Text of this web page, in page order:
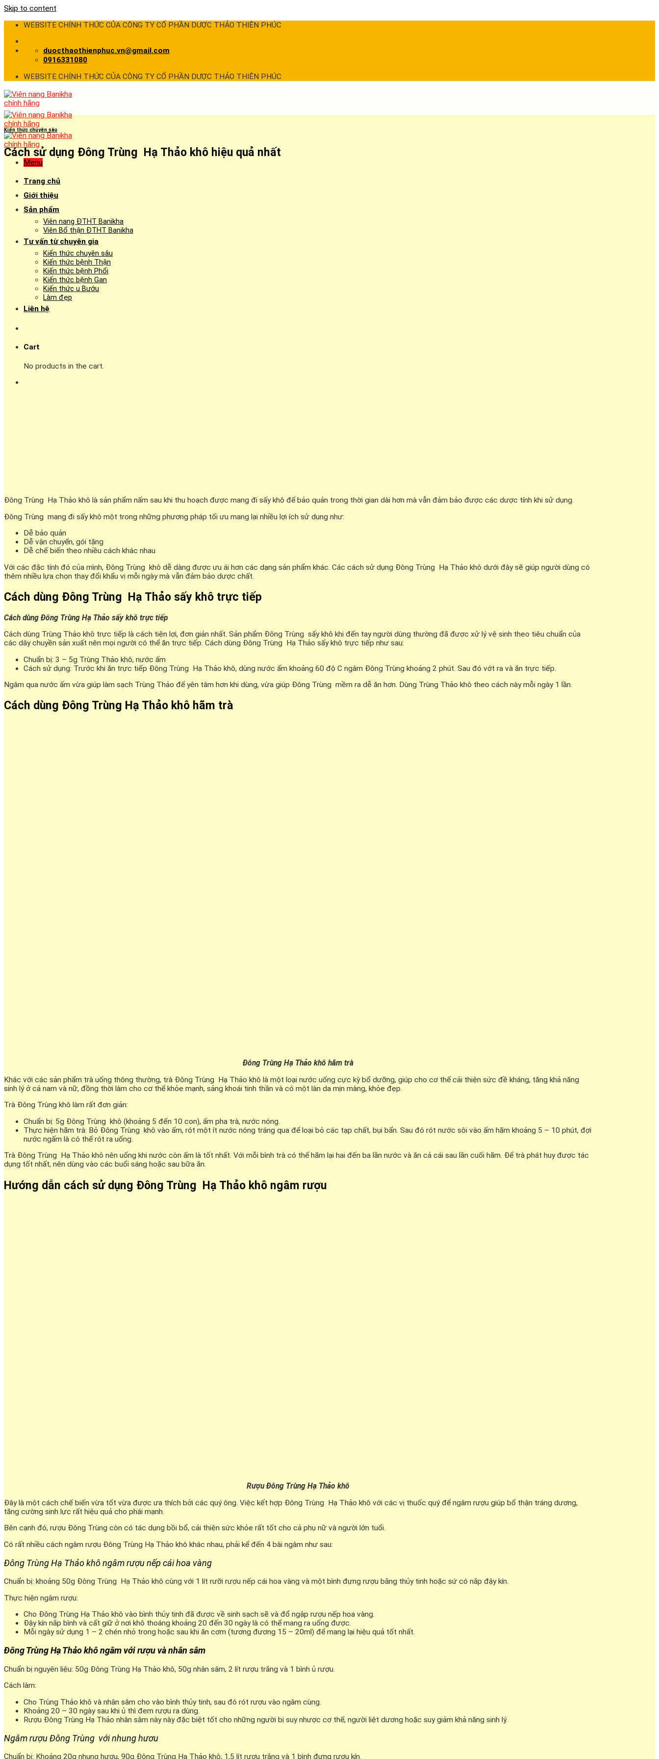
Skip to content
WEBSITE CHÍNH THỨC CỦA CÔNG TY CỔ PHẦN DƯỢC THẢO THIÊN PHÚC
duocthaothienphuc.vn@gmail.com
0916331080
WEBSITE CHÍNH THỨC CỦA CÔNG TY CỔ PHẦN DƯỢC THẢO THIÊN PHÚC
Menu
Trang chủ
Giới thiệu
Sản phẩm
Viên nang ĐTHT Banikha
Viên Bổ thận ĐTHT Banikha
Tư vấn từ chuyên gia
Kiến thức chuyên sâu
Kiến thức bệnh Thận
Kiến thức bệnh Phổi
Kiến thức bệnh Gan
Kiến thức u Bướu
Làm đẹp
Liên hệ
Cart
No products in the cart.
Kiến thức chuyên sâu
Cách sử dụng Đông Trùng Hạ Thảo khô hiệu quả nhất
Đông Trùng Hạ Thảo khô là sản phẩm nấm sau khi thu hoạch được mang đi sấy khô để bảo quản trong thời gian dài hơn mà vẫn đảm bảo được các dược tính khi sử dụng.
Đông Trùng mang đi sấy khô một trong những phương pháp tối ưu mang lại nhiều lợi ích sử dụng như:
Dễ bảo quản
Dễ vận chuyển, gói tặng
Dễ chế biến theo nhiều cách khác nhau
Với các đặc tính đó của mình, Đông Trùng khô dễ dàng được ưu ái hơn các dạng sản phẩm khác. Các cách sử dụng Đông Trùng Hạ Thảo khô dưới đây sẽ giúp người dùng có
thêm nhiều lựa chọn thay đổi khẩu vị mỗi ngày mà vẫn đảm bảo dược chất.
Cách dùng Đông Trùng Hạ Thảo sấy khô trực tiếp
Cách dùng Đông Trùng Hạ Thảo sấy khô trực tiếp
Cách dùng Trùng Thảo khô trực tiếp là cách tiện lợi, đơn giản nhất. Sản phẩm Đông Trùng sấy khô khi đến tay người dùng thường đã được xử lý vệ sinh theo tiêu chuẩn của
các dây chuyền sản xuất nên mọi người có thể ăn trực tiếp. Cách dùng Đông Trùng Hạ Thảo sấy khô trực tiếp như sau:
Chuẩn bị: 3 – 5g Trùng Thảo khô, nước ấm
Cách sử dụng: Trước khi ăn trực tiếp Đông Trùng Hạ Thảo khô, dùng nước ấm khoảng 60 độ C ngâm Đông Trùng khoảng 2 phút. Sau đó vớt ra và ăn trực tiếp.
Ngâm qua nước ấm vừa giúp làm sạch Trùng Thảo để yên tâm hơn khi dùng, vừa giúp Đông Trùng mềm ra dễ ăn hơn. Dùng Trùng Thảo khô theo cách này mỗi ngày 1 lần.
Cách dùng Đông Trùng Hạ Thảo khô hãm trà
Đông Trùng Hạ Thảo khô hãm trà
Khác với các sản phẩm trà uống thông thường, trà Đông Trùng Hạ Thảo khô là một loại nước uống cực kỳ bổ dưỡng, giúp cho cơ thể cải thiện sức đề kháng, tăng khả năng
sinh lý ở cả nam và nữ, đồng thời làm cho cơ thể khỏe mạnh, sảng khoái tinh thần và có một làn da mịn màng, khỏe đẹp.
Trà Đông Trùng khô làm rất đơn giản:
Chuẩn bị: 5g Đông Trùng khô (khoảng 5 đến 10 con), ấm pha trà, nước nóng.
Thực hiện hãm trà: Bỏ Đông Trùng khô vào ấm, rót một ít nước nóng tráng qua để loại bỏ các tạp chất, bụi bẩn. Sau đó rót nước sôi vào ấm hãm khoảng 5 – 10 phút, đợi
nước ngấm là có thể rót ra uống.
Trà Đông Trùng Hạ Thảo khô nên uống khi nước còn ấm là tốt nhất. Với mỗi bình trà có thể hãm lại hai đến ba lần nước và ăn cả cái sau lần cuối hãm. Để trà phát huy được tác
dụng tốt nhất, nên dùng vào các buổi sáng hoặc sau bữa ăn.
Hướng dẫn cách sử dụng Đông Trùng Hạ Thảo khô ngâm rượu
Rượu Đông Trùng Hạ Thảo khô
Đây là một cách chế biến vừa tốt vừa được ưa thích bởi các quý ông. Việc kết hợp Đông Trùng Hạ Thảo khô với các vị thuốc quý để ngâm rượu giúp bổ thận tráng dương,
tăng cường sinh lực rất hiệu quả cho phái mạnh.
Bên cạnh đó, rượu Đông Trùng còn có tác dụng bồi bổ, cải thiện sức khỏe rất tốt cho cả phụ nữ và người lớn tuổi.
Có rất nhiều cách ngâm rượu Đông Trùng Hạ Thảo khô khác nhau, phải kể đến 4 bài ngâm như sau:
Đông Trùng Hạ Thảo khô ngâm rượu nếp cái hoa vàng
Chuẩn bị: khoảng 50g Đông Trùng Hạ Thảo khô cùng với 1 lít rưỡi rượu nếp cái hoa vàng và một bình đựng rượu bằng thủy tinh hoặc sứ có nắp đậy kín.
Thực hiện ngâm rượu:
Cho Đông Trùng Hạ Thảo khô vào bình thủy tinh đã được về sinh sạch sẽ và đổ ngập rượu nếp hoa vàng.
Đậy kín nắp bình và cất giữ ở nơi khô thoáng khoảng 20 đến 30 ngày là có thể mang ra uống được.
Mỗi ngày sử dụng 1 – 2 chén nhỏ trong hoặc sau khi ăn cơm (tương đương 15 – 20ml) để mang lại hiệu quả tốt nhất.
Đông Trùng Hạ Thảo khô ngâm với rượu và nhân sâm
Chuẩn bị nguyên liệu: 50g Đông Trùng Hạ Thảo khô, 50g nhân sâm, 2 lít rượu trắng và 1 bình ủ rượu.
Cách làm:
Cho Trùng Thảo khô và nhân sâm cho vào bình thủy tinh, sau đó rót rượu vào ngâm cùng.
Khoảng 20 – 30 ngày sau khi ủ thì đem rượu ra dùng.
Rượu Đông Trùng Hạ Thảo nhân sâm này này đặc biệt tốt cho những người bị suy nhược cơ thể, người liệt dương hoặc suy giảm khả năng sinh lý.
Ngâm rượu Đông Trùng với nhung hươu
Chuẩn bị: Khoảng 20g nhung hươu, 90g Đông Trùng Hạ Thảo khô; 1,5 lít rượu trắng và 1 bình đựng rượu kín.